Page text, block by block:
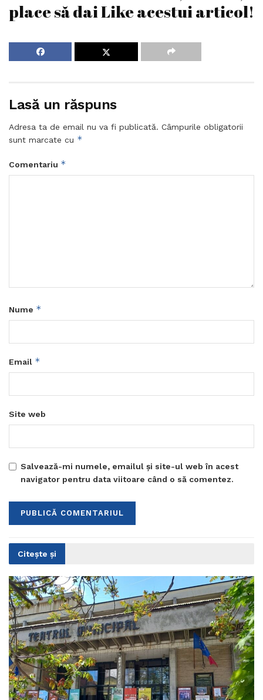
place să dai Like acestui articol!
Lasă un răspuns
Adresa ta de email nu va fi publicată. Câmpurile obligatorii
sunt marcate cu *
Comentariu *
Nume *
Email *
Site web
Salvează-mi numele, emailul și site-ul web în acest
navigator pentru data viitoare când o să comentez.
Citește și